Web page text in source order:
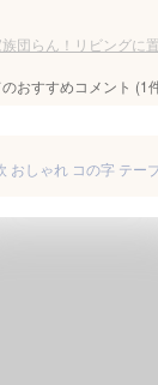
団らん！リビングに
おすすめコメント (1